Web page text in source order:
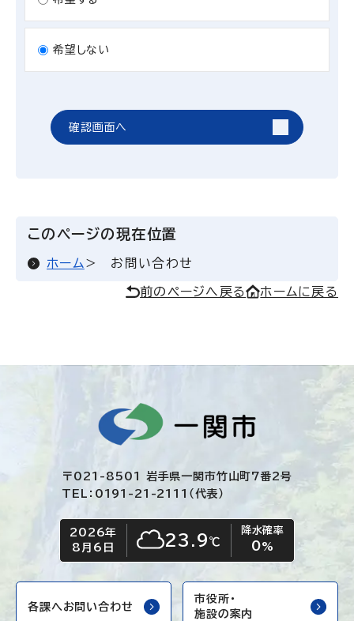
希望しない
確認画面へ
このページの現在位置
ホーム お問い合わせ
前のページへ戻る ホームに戻る
〒021-8501 岩手県一関市竹山町7番2号
TEL：0191-21-2111（代表）
今日の日付
2026年
8月6日
今日の天気
くもり23.9℃
降水確率
0%
各課へお問い合わせ
市役所・
施設の案内